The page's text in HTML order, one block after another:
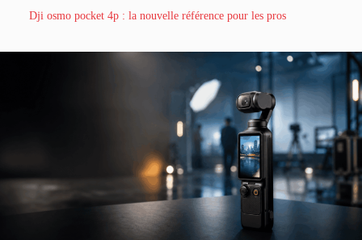
Dji osmo pocket 4p : la nouvelle référence pour les pros